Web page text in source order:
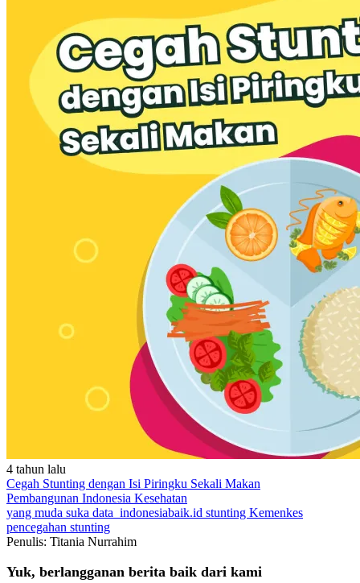
4 tahun lalu
Cegah Stunting dengan Isi Piringku Sekali Makan
Pembangunan Indonesia Kesehatan
yang muda suka data indonesiabaik.id stunting Kemenkes
pencegahan stunting
Penulis: Titania Nurrahim
Yuk, berlangganan berita baik dari kami